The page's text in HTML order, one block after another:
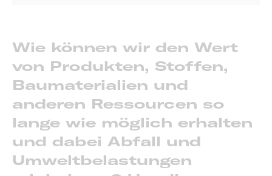
Wie können wir den Wert
von Produkten, Stoffen,
Baumaterialien und
anderen Ressourcen so
lange wie möglich erhalten
und dabei Abfall und
Umweltbelastungen